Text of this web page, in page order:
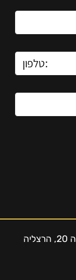
גלגלי הפלדה 20, הרצליה